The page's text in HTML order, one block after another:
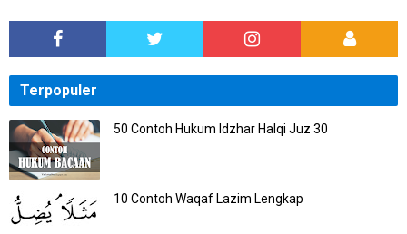
Terpopuler
50 Contoh Hukum Idzhar Halqi Juz 30
10 Contoh Waqaf Lazim Lengkap